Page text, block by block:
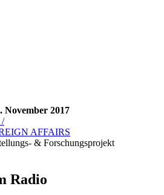
November 2017
/
AFFAIRS
& Forschungsprojekt
Radio